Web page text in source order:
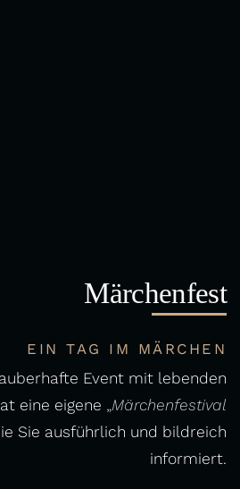
Märchenfest
EIN TAG IM MÄRCHEN
Event mit lebenden
eine eigene „Märchenfestival
Sie ausführlich und bildreich
informiert.